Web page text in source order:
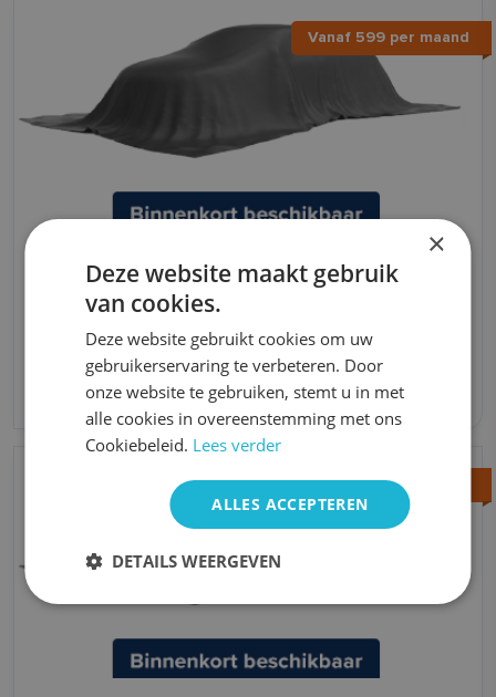
Vanaf 599 per maand
Volkswagen Golf
Hybride
5,2 l/100km l/100km 2024
Vanaf 589 per maand
Vanaf 749 per maand
×
Deze website maakt gebruik
van cookies.
Deze website gebruikt cookies om uw
gebruikerservaring te verbeteren. Door
onze website te gebruiken, stemt u in met
alle cookies in overeenstemming met ons
Cookiebeleid. Lees verder
ALLES ACCEPTEREN
DETAILS WEERGEVEN